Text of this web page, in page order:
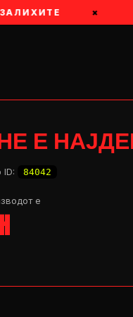
×
Е
84042
e